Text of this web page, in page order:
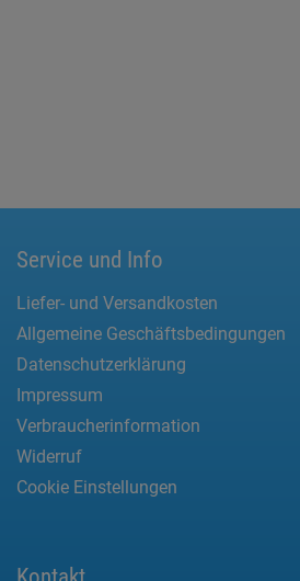
Service und Info
Liefer- und Versandkosten
Allgemeine Geschäftsbedingungen
Datenschutzerklärung
Impressum
Verbraucherinformation
Widerruf
Cookie Einstellungen